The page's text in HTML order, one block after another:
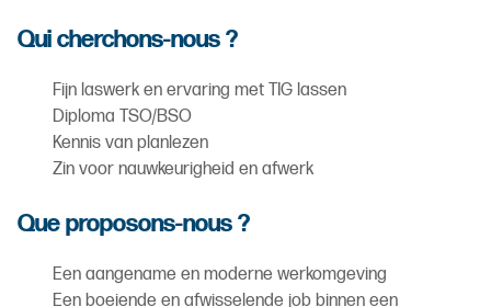
Qui cherchons-nous ?
Fijn laswerk en ervaring met TIG lassen
Diploma TSO/BSO
Kennis van planlezen
Zin voor nauwkeurigheid en afwerk
Que proposons-nous ?
Een aangename en moderne werkomgeving
Een boeiende en afwisselende job binnen een